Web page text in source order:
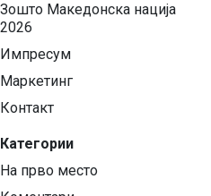
Зошто Македонска нација
2026
Импресум
Маркетинг
Контакт
Категории
На прво место